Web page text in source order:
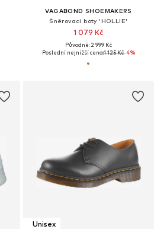
VAGABOND SHOEMAKERS
Šněrovací boty 'HOLLIE'
1 079 Kč
Původně: 2 999 Kč
Poslední nejnižší cena:1 125 Kč-4%
Unisex